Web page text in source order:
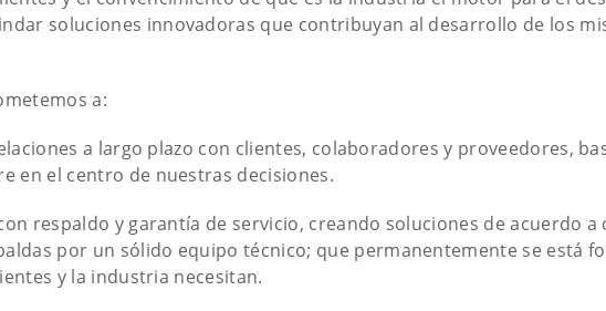
soluciones innovadoras que contribuyan al desarrollo de los
a:
a largo plazo con clientes, colaboradores y proveedores,
en el centro de nuestras decisiones.
respaldo y garantía de servicio, creando soluciones de acuerdo
por un sólido equipo técnico; que permanentemente se está
y la industria necesitan.